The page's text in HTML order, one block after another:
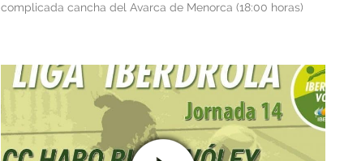
complicada cancha del Avarca de Menorca (18:00 horas)